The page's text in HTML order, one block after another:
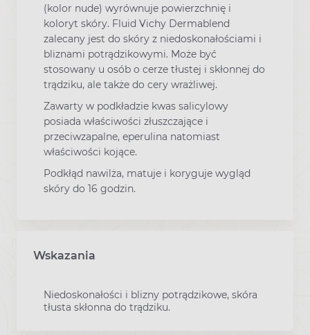
(kolor nude) wyrównuje powierzchnię i
koloryt skóry. Fluid Vichy Dermablend
zalecany jest do skóry z niedoskonałościami i
bliznami potrądzikowymi. Może być
stosowany u osób o cerze tłustej i skłonnej do
trądziku, ale także do cery wrażliwej.
Zawarty w podkładzie kwas salicylowy
posiada właściwości złuszczające i
przeciwzapalne, eperulina natomiast
właściwości kojące.
Podkłąd nawilża, matuje i koryguje wygląd
skóry do 16 godzin.
Wskazania
Niedoskonałości i blizny potrądzikowe, skóra
tłusta skłonna do trądziku.